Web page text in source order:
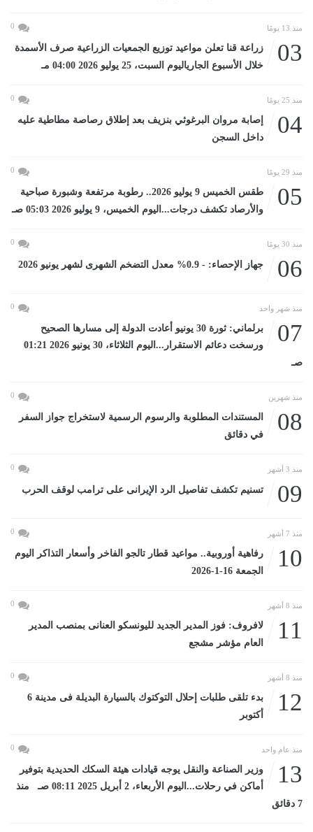
منذ 13 يومًا 0
03
زراعة قنا تعلن مواعيد توزيع الجمعيات الزراعية صرف الأسمدة
خلال الأسبوع الجارياليوم السبت، 25 يوليو 2026 04:00 مـ
منذ 25 يومًا 0
04
إصابة مروان البرغوثي بنزيف بعد إطلاق رصاصة مطاطية عليه
داخل السجن
منذ 29 يومًا 0
05
طقس الخميس 9 يوليو 2026.. رطوبة مرتفعة وشبورة صباحية
والأرصاد تكشف درجات...اليوم الخميس، 9 يوليو 2026 05:03 صـ
منذ 30 يومًا 0
06 جهاز الإحصاء: - 0.9% معدل التضخم الشهرى لشهر يونيو 2026
منذ شهر واحد 0
07
برلماني: ثورة 30 يونيو أعادت الدولة إلى مسارها الصحيح
ورسخت دعائم الاستقرار...اليوم الثلاثاء، 30 يونيو 2026 01:21
صـ
منذ شهرين 0
08
المستندات المطلوبة والرسوم الرسمية لاستخراج جواز السفر
في دقائق
منذ 3 أشهر 0
09 تسنيم تكشف تفاصيل الرد الإيرانى على ترامب لوقف الحرب
منذ 7 أشهر 0
10
رفاهية أوروبية.. مواعيد قطار تالجو الفاخر وأسعار التذاكر اليوم
الجمعة 16-1-2026
منذ 8 أشهر 0
11
لافروف: فوز المدير الجديد لليونسكو العنانى بمنصب المدير
العام مؤشر مشجع
منذ 8 أشهر 0
12
بدء تلقى طلبات إحلال التوكتوك بالسيارة البديلة فى مدينة 6
أكتوبر
منذ عام واحد 0
13
وزير الصناعة والنقل يوجه قيادات هيئة السكك الحديدية بتوفير
أماكن في رحلات...اليوم الأربعاء، 2 أبريل 2025 08:11 صـ منذ
7 دقائق